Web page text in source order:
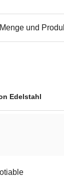
und
Edelstahl